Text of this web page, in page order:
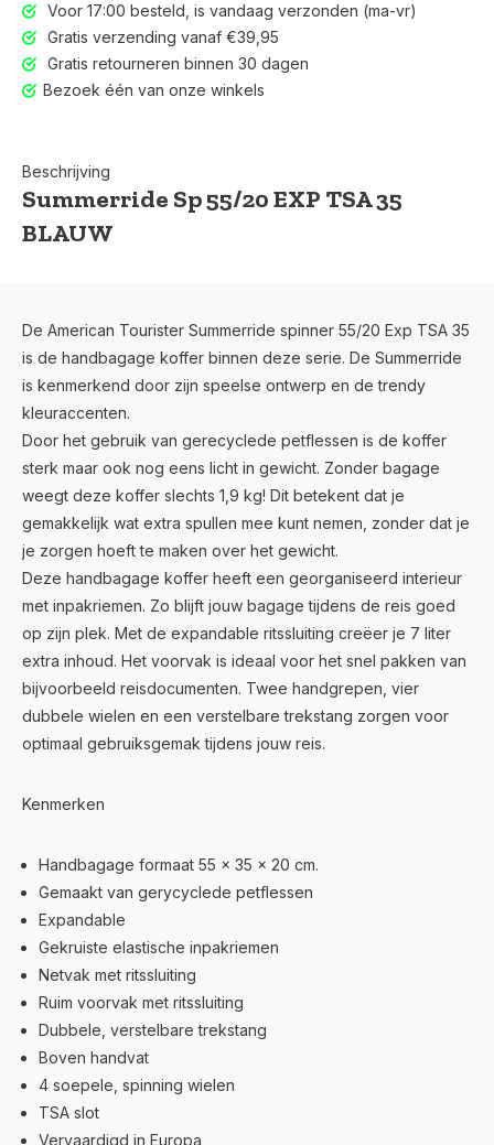
Voor 17:00 besteld, is vandaag verzonden (ma-vr)
Voor 17:00 besteld, is vandaag verzonden (ma-vr)
Gratis verzending vanaf €39,95
Gratis retourneren binnen 30 dagen
Bezoek één van onze winkels
Beschrijving
Summerride Sp 55/20 EXP TSA 35
BLAUW
De American Tourister Summerride spinner 55/20 Exp TSA 35
is de handbagage koffer binnen deze serie. De Summerride
is kenmerkend door zijn speelse ontwerp en de trendy
kleuraccenten.
Door het gebruik van gerecyclede petflessen is de koffer
sterk maar ook nog eens licht in gewicht. Zonder bagage
weegt deze koffer slechts 1,9 kg! Dit betekent dat je
gemakkelijk wat extra spullen mee kunt nemen, zonder dat je
je zorgen hoeft te maken over het gewicht.
Deze handbagage koffer heeft een georganiseerd interieur
met inpakriemen. Zo blijft jouw bagage tijdens de reis goed
op zijn plek. Met de expandable ritssluiting creëer je 7 liter
extra inhoud. Het voorvak is ideaal voor het snel pakken van
bijvoorbeeld reisdocumenten. Twee handgrepen, vier
dubbele wielen en een verstelbare trekstang zorgen voor
optimaal gebruiksgemak tijdens jouw reis.
Kenmerken
Handbagage formaat 55 x 35 x 20 cm.
Gemaakt van gerycyclede petflessen
Expandable
Gekruiste elastische inpakriemen
Netvak met ritssluiting
Ruim voorvak met ritssluiting
Dubbele, verstelbare trekstang
Boven handvat
4 soepele, spinning wielen
TSA slot
Vervaardigd in Europa